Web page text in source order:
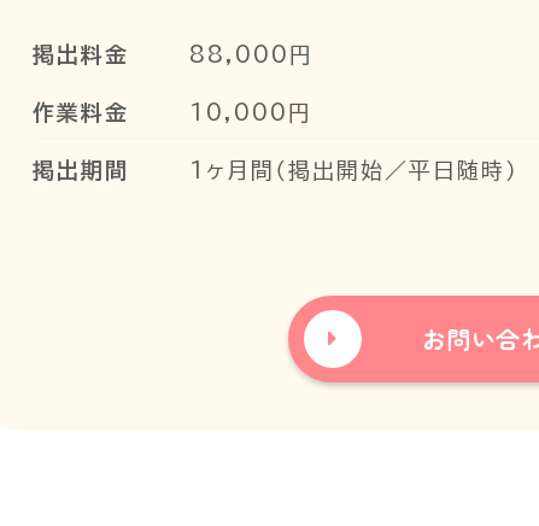
掲出料金 88,000円
作業料金 10,000円
掲出期間 1ヶ月間（掲出開始／平日随時）
お問い合